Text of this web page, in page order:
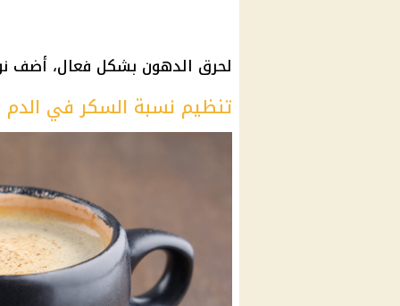
لحرق الدهون بشكل فعال، أضف
تنظيم نسبة السكر في الدم